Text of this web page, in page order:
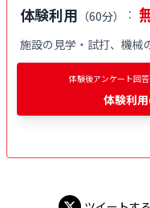
体験利用 （60分） ：
施設の見学・試打、機械
体験後アンケート回
体験利用